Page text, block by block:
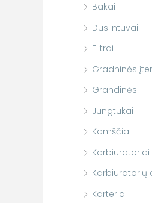
Bakai
Duslintuvai
Filtrai
Gradninės
Grandinės
Jungtukai
Kamščiai
Karbiuratoriai
Karbiuratorių
Karteriai